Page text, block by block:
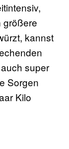
größere
kannst
super
Sorgen
Kilo